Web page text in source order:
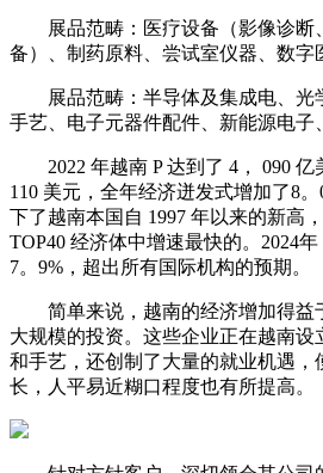
展品范畴：医疗设备（影像诊断
备）、制药原料、尝试室仪器、数字
展品范畴：半导体及集成电、光
手艺、电子元器件配件、新能源电子
2022 年越南 P 达到了 4， 090 亿
110 美元，全年经济迸发式增加了8
下了越南本国自 1997 年以来的新高
TOP40 经济体中增速最快的。2024
7。9%，超出所有国际机构的预期。
简单来说，越南的经济增加得益
大规模的投资。这些企业正在越南设
和手艺，还创制了大量的就业机遇，
长，人平易近糊口程度也有所提高。